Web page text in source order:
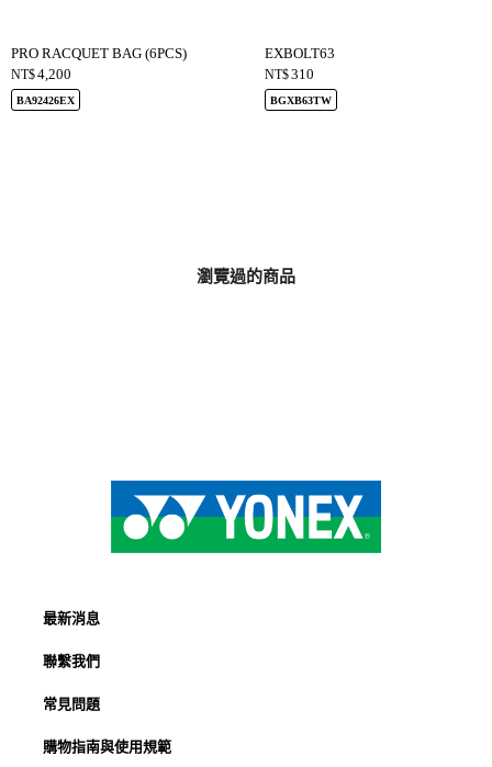
PRO RACQUET BAG (6PCS)
NT$4,200
BA92426EX
EXBOLT63
NT$310
BGXB63TW
瀏覽過的商品
最新消息
聯繫我們
常見問題
購物指南與使用規範